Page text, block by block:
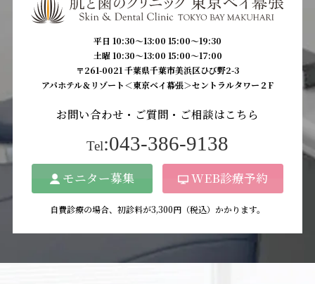
平日 10:30〜13:00 15:00〜19:30
土曜 10:30〜13:00 15:00〜17:00
〒261-0021 千葉県千葉市美浜区ひび野2-3
アパホテル＆リゾート＜東京ベイ幕張＞セントラルタワー２F
お問い合わせ・ご質問・ご相談はこちら
Tel:043-386-9138
モニター募集 WEB診療予約
自費診療の場合、初診料が3,300円（税込）かかります。